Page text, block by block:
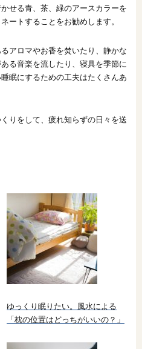
せる青、茶、緑のアースカラーを
ートすることをお勧めします。
アロマやお香を焚いたり、静かな
る音楽を流したり、寝具を季節に
眠にするための工夫はたくさんあ
りをして、疲れ知らずの日々を送
ゆっくり眠りたい。風水による
「枕の位置はどっちがいいの？」